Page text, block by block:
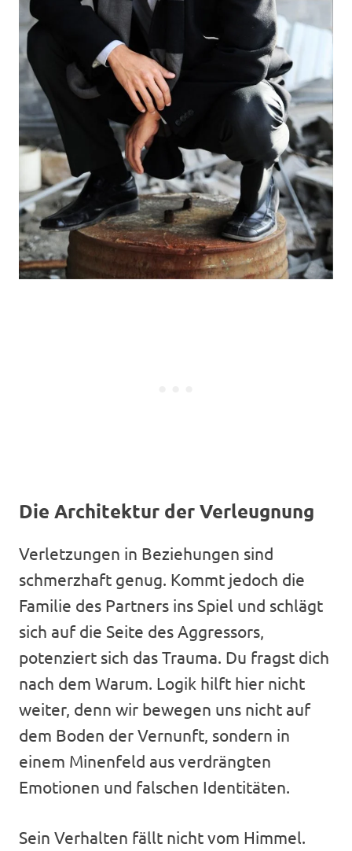
Die Architektur der Verleugnung
Verletzungen in Beziehungen sind
schmerzhaft genug. Kommt jedoch die
Familie des Partners ins Spiel und schlägt
sich auf die Seite des Aggressors,
potenziert sich das Trauma. Du fragst dich
nach dem Warum. Logik hilft hier nicht
weiter, denn wir bewegen uns nicht auf
dem Boden der Vernunft, sondern in
einem Minenfeld aus verdrängten
Emotionen und falschen Identitäten.
Sein Verhalten fällt nicht vom Himmel.